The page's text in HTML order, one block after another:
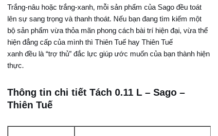
Trắng-nâu hoặc trắng-xanh, mỗi sản phẩm của Sago đều toát
lên sự sang trọng và thanh thoát. Nếu bạn đang tìm kiếm một
bộ sản phẩm vừa thỏa mãn phong cách bài trí hiện đại, vừa thể
hiện đẳng cấp của mình thì Thiên Tuế hay Thiên Tuế
xanh đều là “trợ thủ” đắc lực giúp ước muốn của bạn thành hiện
thực.
Thông tin chi tiết Tách 0.11 L – Sago –
Thiên Tuế